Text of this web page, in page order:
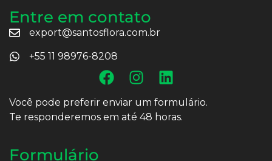
Entre em contato
export@santosflora.com.br
+55 11 98976-8208
Você pode preferir enviar um formulário.
Te responderemos em até 48 horas.
Formulário